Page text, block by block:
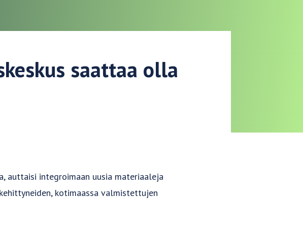
saattaa olla
auttaisi integroimaan uusia materiaaleja
kotimaassa valmistettujen